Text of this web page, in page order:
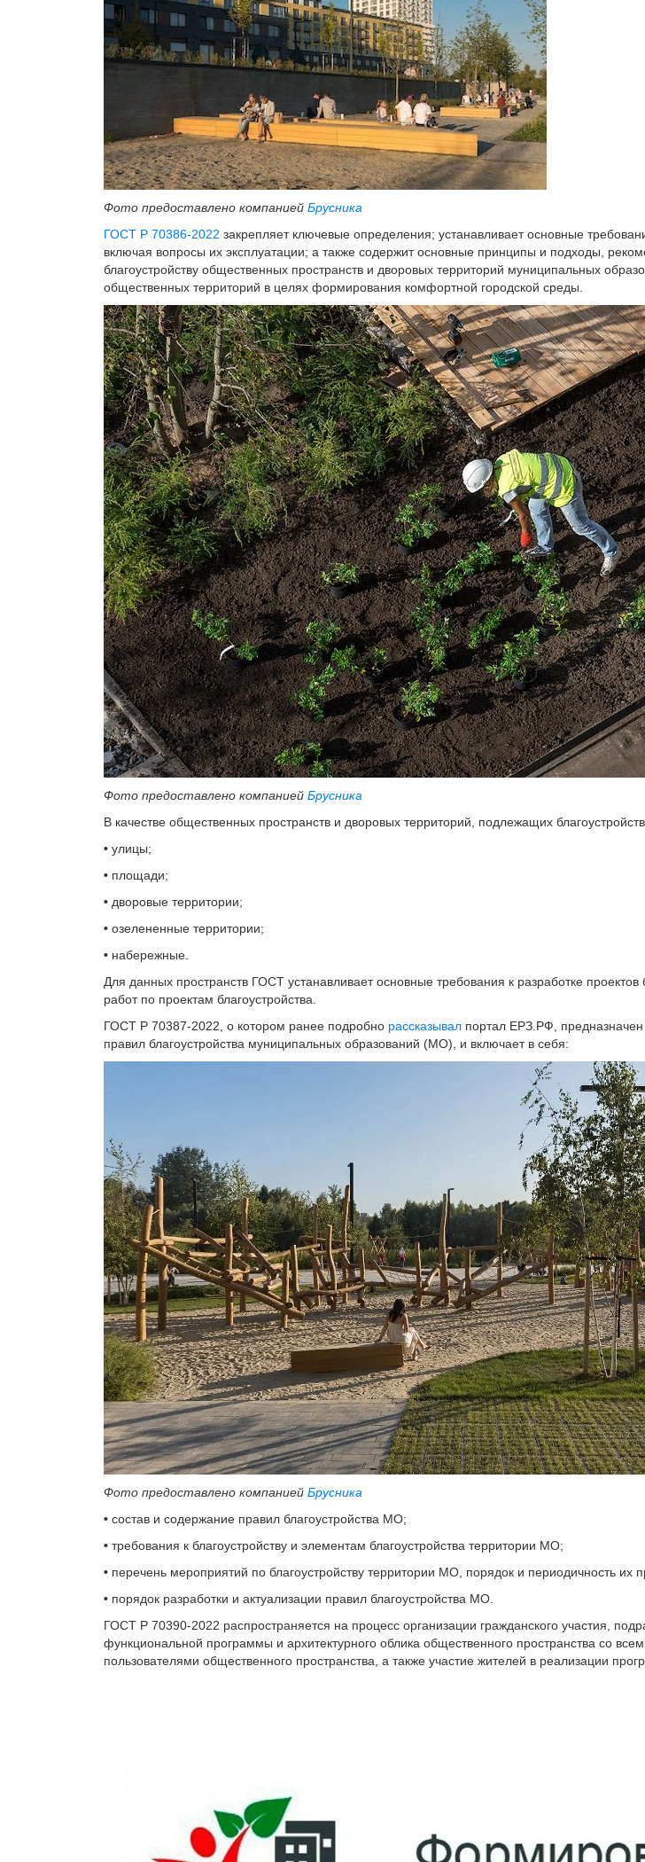
Фото предоставлено компанией Брусника
ГОСТ Р 70386-2022 закрепляет ключевые определения; устанавливает основные
включая вопросы их эксплуатации; а также содержит основные принципы и подходы,
благоустройству общественных пространств и дворовых территорий муниципальных
общественных территорий в целях формирования комфортной городской среды.
Фото предоставлено компанией Брусника
В качестве общественных пространств и дворовых территорий, подлежащих
• улицы;
• площади;
• дворовые территории;
• озелененные территории;
• набережные.
Для данных пространств ГОСТ устанавливает основные требования к разработке
работ по проектам благоустройства.
ГОСТ Р 70387-2022, о котором ранее подробно рассказывал портал ЕРЗ.РФ,
правил благоустройства муниципальных образований (МО), и включает в себя:
Фото предоставлено компанией Брусника
• состав и содержание правил благоустройства МО;
• требования к благоустройству и элементам благоустройства территории МО;
• перечень мероприятий по благоустройству территории МО, порядок и периодичность их
• порядок разработки и актуализации правил благоустройства МО.
ГОСТ Р 70390-2022 распространяется на процесс организации гражданского участия,
функциональной программы и архитектурного облика общественного пространства со
пользователями общественного пространства, а также участие жителей в реализации